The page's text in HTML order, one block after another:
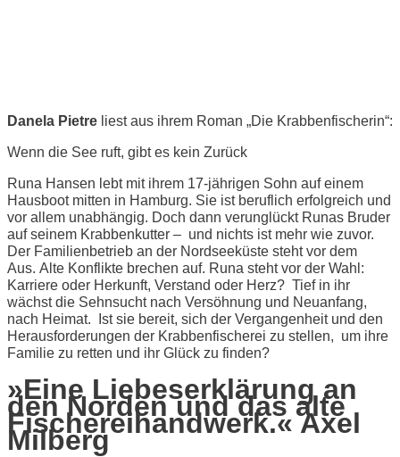
Danela Pietre liest aus ihrem Roman „Die Krabbenfischerin“:
Wenn die See ruft, gibt es kein Zurück
Runa Hansen lebt mit ihrem 17-jährigen Sohn auf einem
Hausboot mitten in Hamburg. Sie ist beruflich erfolgreich und
vor allem unabhängig. Doch dann verunglückt Runas Bruder
auf seinem Krabbenkutter – und nichts ist mehr wie zuvor.
Der Familienbetrieb an der Nordseeküste steht vor dem
Aus. Alte Konflikte brechen auf. Runa steht vor der Wahl:
Karriere oder Herkunft, Verstand oder Herz? Tief in ihr
wächst die Sehnsucht nach Versöhnung und Neuanfang,
nach Heimat. Ist sie bereit, sich der Vergangenheit und den
Herausforderungen der Krabbenfischerei zu stellen, um ihre
Familie zu retten und ihr Glück zu finden?
»Eine Liebeserklärung an
den Norden und das alte
Fischereihandwerk.« Axel
Milberg